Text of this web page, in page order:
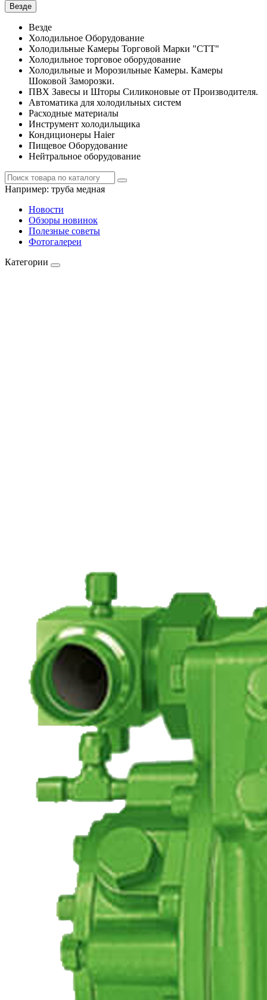
Везде
Везде
Холодильное Оборудование
Холодильные Камеры Торговой Марки "СТТ"
Холодильное торговое оборудование
Холодильные и Морозильные Камеры. Камеры
Шоковой Заморозки.
ПВХ Завесы и Шторы Силиконовые от Производителя.
Автоматика для холодильных систем
Расходные материалы
Инструмент холодильщика
Кондиционеры Haier
Пищевое Оборудование
Нейтральное оборудование
Например: труба медная
Новости
Обзоры новинок
Полезные советы
Фотогалереи
Категории